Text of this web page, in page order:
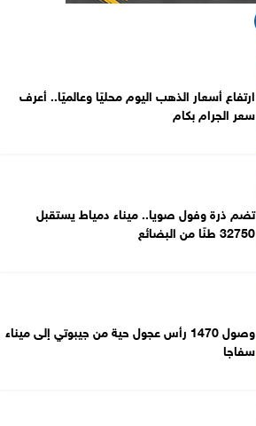
ارتفاع أسعار الذهب اليوم محليًا وعالميًا.. أعرف
سعر الجرام بكام
تضم ذرة وفول صويا.. ميناء دمياط يستقبل
32750 طنًا من البضائع
وصول 1470 رأس عجول حية من جيبوتي إلى ميناء
سفاجا